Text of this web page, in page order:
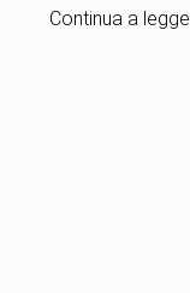
Continua a